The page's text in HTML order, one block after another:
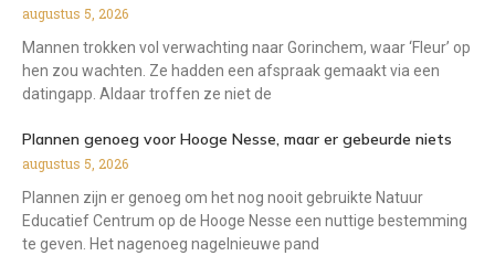
augustus 5, 2026
Mannen trokken vol verwachting naar Gorinchem, waar ‘Fleur’ op
hen zou wachten. Ze hadden een afspraak gemaakt via een
datingapp. Aldaar troffen ze niet de
Plannen genoeg voor Hooge Nesse, maar er gebeurde niets
augustus 5, 2026
Plannen zijn er genoeg om het nog nooit gebruikte Natuur
Educatief Centrum op de Hooge Nesse een nuttige bestemming
te geven. Het nagenoeg nagelnieuwe pand